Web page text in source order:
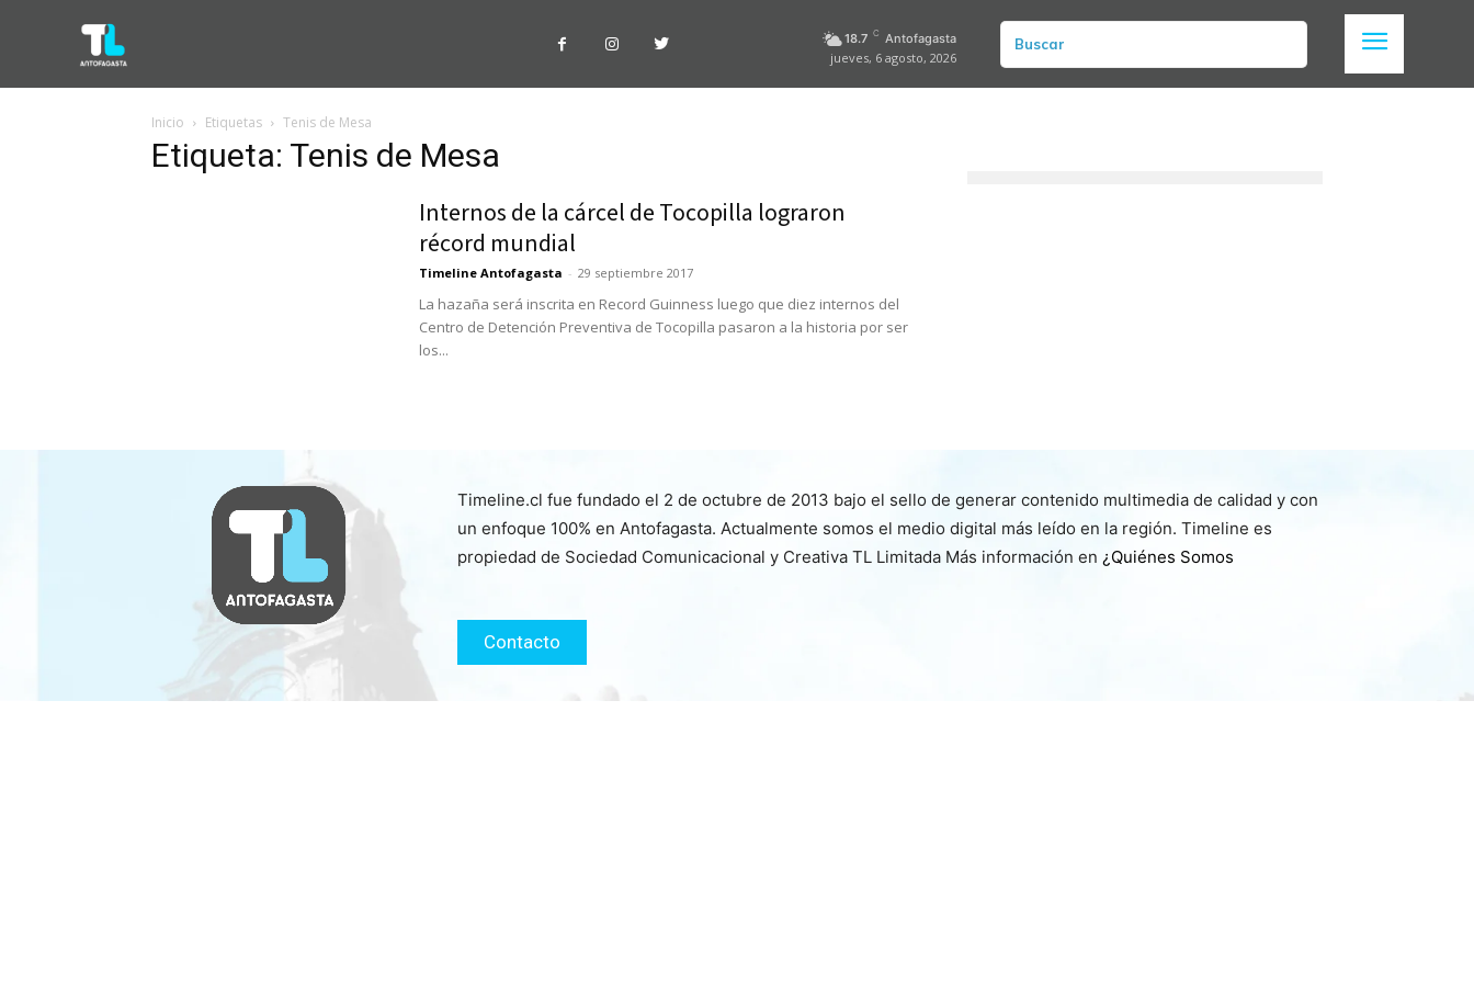
18.7 C Antofagasta
jueves, 6 agosto, 2026
Buscar
Inicio Etiquetas Tenis de Mesa
Etiqueta: Tenis de Mesa
Internos de la cárcel de Tocopilla lograron
récord mundial
Timeline Antofagasta - 29 septiembre 2017
La hazaña será inscrita en Record Guinness luego que diez internos del
Centro de Detención Preventiva de Tocopilla pasaron a la historia por ser
los...
Timeline.cl fue fundado el 2 de octubre de 2013 bajo el sello de generar contenido multimedia de calidad y con
un enfoque 100% en Antofagasta. Actualmente somos el medio digital más leído en la región. Timeline es
propiedad de Sociedad Comunicacional y Creativa TL Limitada Más información en ¿Quiénes Somos
Contacto